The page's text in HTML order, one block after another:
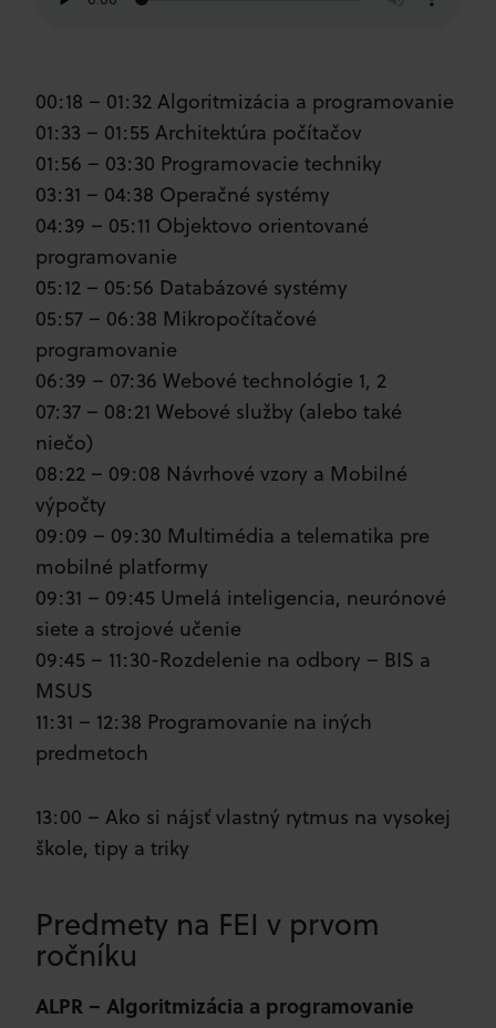
00:18 – 01:32 Algoritmizácia a programovanie
01:33 – 01:55 Architektúra počítačov
01:56 – 03:30 Programovacie techniky
03:31 – 04:38 Operačné systémy
04:39 – 05:11 Objektovo orientované
programovanie
05:12 – 05:56 Databázové systémy
05:57 – 06:38 Mikropočítačové
programovanie
06:39 – 07:36 Webové technológie 1, 2
07:37 – 08:21 Webové služby (alebo také
niečo)
08:22 – 09:08 Návrhové vzory a Mobilné
výpočty
09:09 – 09:30 Multimédia a telematika pre
mobilné platformy
09:31 – 09:45 Umelá inteligencia, neurónové
siete a strojové učenie
09:45 – 11:30-Rozdelenie na odbory – BIS a
MSUS
11:31 – 12:38 Programovanie na iných
predmetoch
13:00 – Ako si nájsť vlastný rytmus na vysokej
škole, tipy a triky
Predmety na FEI v prvom
ročníku
ALPR – Algoritmizácia a programovanie